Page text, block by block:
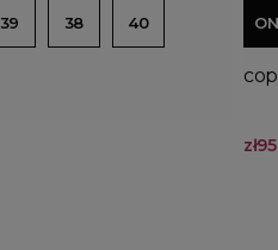
39 38 40